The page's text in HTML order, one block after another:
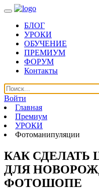
БЛОГ
УРОКИ
ОБУЧЕНИЕ
ПРЕМИУМ
ФОРУМ
Контакты
Войти
Главная
Премиум
УРОКИ
Фотоманипуляции
КАК СДЕЛАТЬ
ДЛЯ
ФОТОШОПЕ